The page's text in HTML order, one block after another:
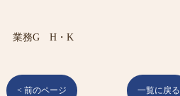
業務G H・K
< 前のページ 一覧に戻る